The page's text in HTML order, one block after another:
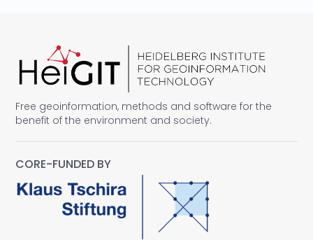
Free geoinformation, methods and software for the
benefit of the environment and society.
CORE-FUNDED BY